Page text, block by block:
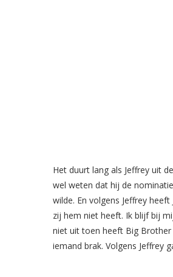
Het duurt lang als Jeffrey uit
wel weten dat hij de
wilde. En volgens Jeffrey
zij hem niet heeft. Ik blijf bij
niet uit toen heeft Big
iemand brak. Volgens Jeffrey